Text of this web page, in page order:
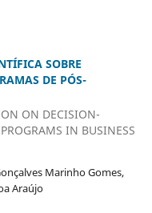
SOBRE
DE PÓS-
ON DECISION-
IN BUSINESS
Marinho Gomes,
Araújo